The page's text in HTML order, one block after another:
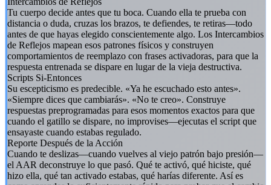
Tu cuerpo decide antes que tu boca. Cuando ella te prueba con
distancia o duda, cruzas los brazos, te defiendes, te retiras—todo
antes de que hayas elegido conscientemente algo. Los Intercambios
de Reflejos mapean esos patrones físicos y construyen
comportamientos de reemplazo con frases activadoras, para que la
respuesta entrenada se dispare en lugar de la vieja destructiva.
Scripts Si-Entonces
Su escepticismo es predecible. «Ya he escuchado esto antes».
«Siempre dices que cambiarás». «No te creo». Construye
respuestas preprogramadas para esos momentos exactos para que
cuando el gatillo se dispare, no improvises—ejecutas el script que
ensayaste cuando estabas regulado.
Reporte Después de la Acción
Cuando te deslizas—cuando vuelves al viejo patrón bajo presión—
el AAR deconstruye lo que pasó. Qué te activó, qué hiciste, qué
hizo ella, qué tan activado estabas, qué harías diferente. Así es